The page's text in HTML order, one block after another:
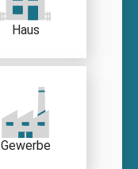
Haus
Gewerbe